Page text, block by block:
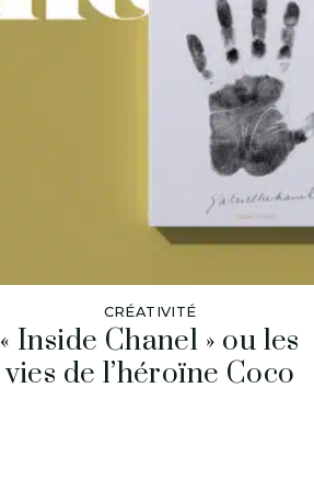
CRÉATIVITÉ
« Inside Chanel » ou les
vies de l’héroïne Coco